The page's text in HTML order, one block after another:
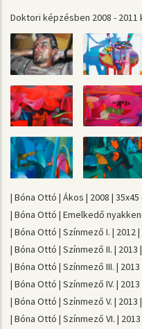
Doktori képzésben 2008 -
| Bóna Ottó | Ákos | 2008 |
| Bóna Ottó | Emelkedő
| Bóna Ottó | Színmező I. | 2012
| Bóna Ottó | Színmező II. | 2013
| Bóna Ottó | Színmező III. |
| Bóna Ottó | Színmező IV. |
| Bóna Ottó | Színmező V. |
| Bóna Ottó | Színmező VI. |